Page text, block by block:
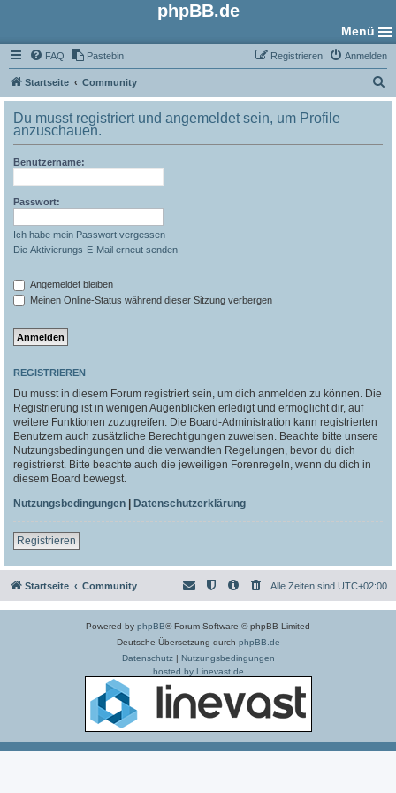
phpBB.de
Menü
FAQ Pastebin Anmelden
Registrieren
Startseite Community
u
Du musst registriert und angemeldet sein, um Profile
anzuschauen.
Benutzername:
Passwort:
Ich habe mein Passwort vergessen
Die Aktivierungs-E-Mail erneut senden
Angemeldet bleiben
Meinen Online-Status während dieser Sitzung verbergen
REGISTRIEREN
Du musst in diesem Forum registriert sein, um dich anmelden zu können. Die
Registrierung ist in wenigen Augenblicken erledigt und ermöglicht dir, auf
weitere Funktionen zuzugreifen. Die Board-Administration kann registrierten
Benutzern auch zusätzliche Berechtigungen zuweisen. Beachte bitte unsere
Nutzungsbedingungen und die verwandten Regelungen, bevor du dich
registrierst. Bitte beachte auch die jeweiligen Forenregeln, wenn du dich in
diesem Board bewegst.
Nutzungsbedingungen | Datenschutzerklärung
Registrieren
Startseite Community Alle Zeiten sind UTC+02:00
Powered by phpBB® Forum Software © phpBB Limited
Deutsche Übersetzung durch phpBB.de
Datenschutz| Nutzungsbedingungen
hosted by Linevast.de